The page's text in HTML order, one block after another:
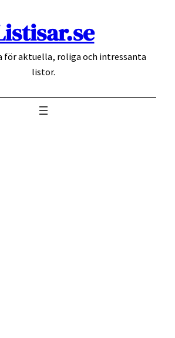
för aktuella, roliga och intressanta
listor.